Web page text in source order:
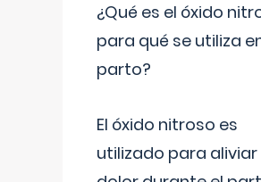
¿Qué es el óxido
para qué se utiliza
parto?
El óxido nitroso es
utilizado para aliviar